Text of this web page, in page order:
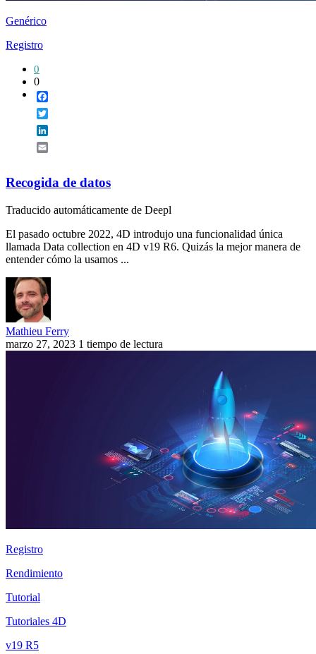
Genérico
Registro
0
0
Recogida de datos
Traducido automáticamente de Deepl
El pasado octubre 2022, 4D introdujo una funcionalidad única
llamada Data collection en 4D v19 R6. Quizás la mejor manera de
entender cómo la usamos ...
Mathieu Ferry
marzo 27, 2023 1 tiempo de lectura
Registro
Rendimiento
Tutorial
Tutoriales 4D
v19 R5